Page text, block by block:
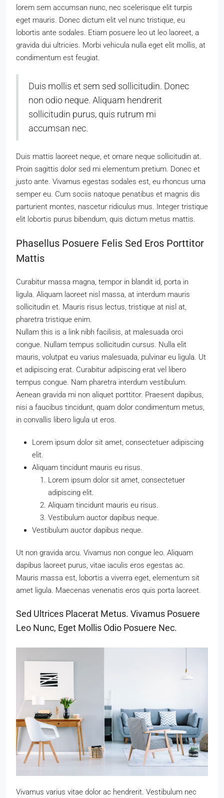
lorem sem accumsan nunc, nec scelerisque elit turpis
eget mauris. Donec dictum elit vel nunc tristique, eu
lobortis ante sodales. Etiam posuere leo ut leo laoreet, a
gravida dui ultricies. Morbi vehicula nulla eget elit mollis, at
condimentum est feugiat.
Duis mollis et sem sed sollicitudin. Donec
non odio neque. Aliquam hendrerit
sollicitudin purus, quis rutrum mi
accumsan nec.
Duis mattis laoreet neque, et ornare neque sollicitudin at.
Proin sagittis dolor sed mi elementum pretium. Donec et
justo ante. Vivamus egestas sodales est, eu rhoncus urna
semper eu. Cum sociis natoque penatibus et magnis dis
parturient montes, nascetur ridiculus mus. Integer tristique
elit lobortis purus bibendum, quis dictum metus mattis.
Phasellus Posuere Felis Sed Eros Porttitor
Mattis
Curabitur massa magna, tempor in blandit id, porta in
ligula. Aliquam laoreet nisl massa, at interdum mauris
sollicitudin et. Mauris risus lectus, tristique at nisl at,
pharetra tristique enim.
Nullam this is a link nibh facilisis, at malesuada orci
congue. Nullam tempus sollicitudin cursus. Nulla elit
mauris, volutpat eu varius malesuada, pulvinar eu ligula. Ut
et adipiscing erat. Curabitur adipiscing erat vel libero
tempus congue. Nam pharetra interdum vestibulum.
Aenean gravida mi non aliquet porttitor. Praesent dapibus,
nisi a faucibus tincidunt, quam dolor condimentum metus,
in convallis libero ligula ut eros.
Lorem ipsum dolor sit amet, consectetuer adipiscing
elit.
Aliquam tincidunt mauris eu risus.
Lorem ipsum dolor sit amet, consectetuer
adipiscing elit.
Aliquam tincidunt mauris eu risus.
Vestibulum auctor dapibus neque.
Vestibulum auctor dapibus neque.
Ut non gravida arcu. Vivamus non congue leo. Aliquam
dapibus laoreet purus, vitae iaculis eros egestas ac.
Mauris massa est, lobortis a viverra eget, elementum sit
amet ligula. Maecenas venenatis eros quis porta laoreet.
Sed Ultrices Placerat Metus. Vivamus Posuere
Leo Nunc, Eget Mollis Odio Posuere Nec.
Vivamus varius vitae dolor ac hendrerit. Vestibulum nec